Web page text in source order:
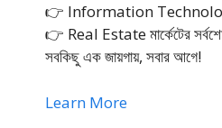
👉 Information
👉 Real Estate মার্কেটের
সবকিছু এক জায়গায়, সবার আগে!
Learn More